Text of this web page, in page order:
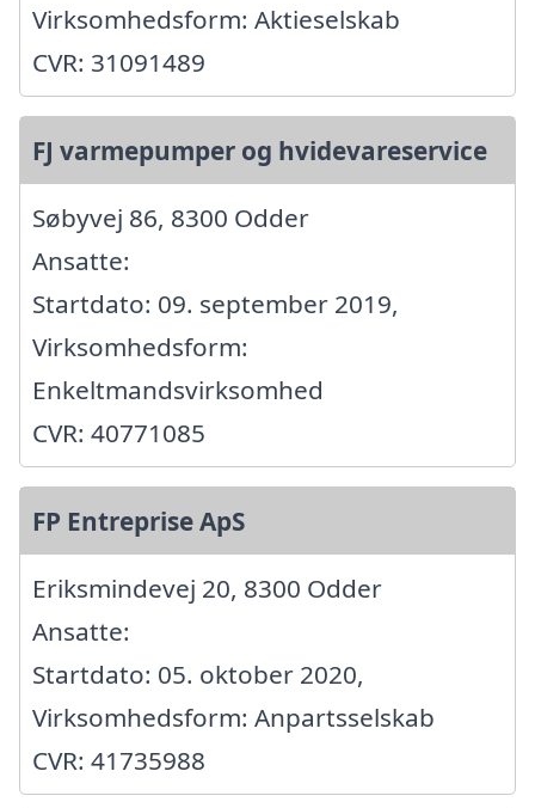
Virksomhedsform: Aktieselskab
CVR: 31091489
FJ varmepumper og hvidevareservice
Søbyvej 86, 8300 Odder
Ansatte:
Startdato: 09. september 2019,
Virksomhedsform:
Enkeltmandsvirksomhed
CVR: 40771085
FP Entreprise ApS
Eriksmindevej 20, 8300 Odder
Ansatte:
Startdato: 05. oktober 2020,
Virksomhedsform: Anpartsselskab
CVR: 41735988